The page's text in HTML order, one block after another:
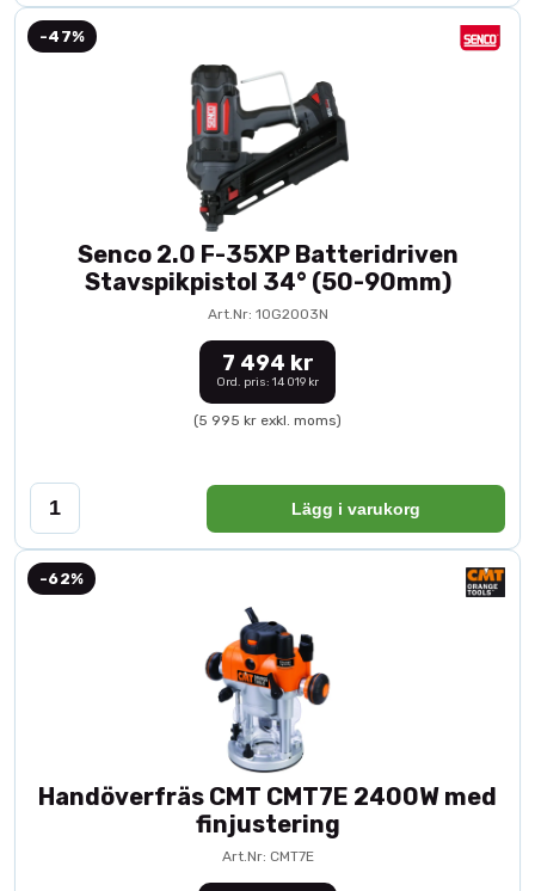
-47%
Senco 2.0 F-35XP Batteridriven
Stavspikpistol 34° (50-90mm)
Art.Nr: 10G2003N
7 494 kr
Ord. pris: 14 019 kr
(5 995 kr exkl. moms)
Lägg i varukorg
-62%
Handöverfräs CMT CMT7E 2400W med
finjustering
Art.Nr: CMT7E